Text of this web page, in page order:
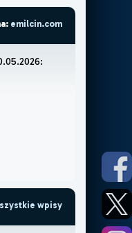
emilcin.com
wpisy